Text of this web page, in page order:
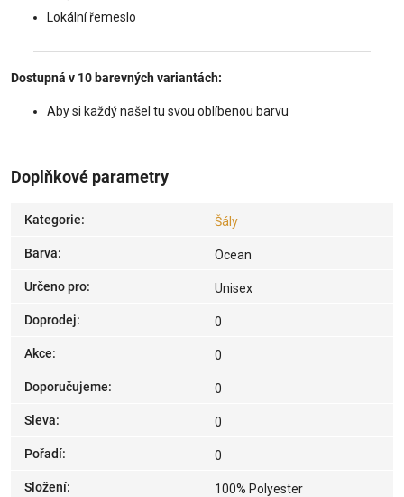
Lokální řemeslo
Dostupná v 10 barevných variantách:
Aby si každý našel tu svou oblíbenou barvu
Doplňkové parametry
Kategorie: Šály
Barva: Ocean
Určeno pro: Unisex
Doprodej: 0
Akce: 0
Doporučujeme: 0
Sleva: 0
Pořadí: 0
Složení: 100% Polyester